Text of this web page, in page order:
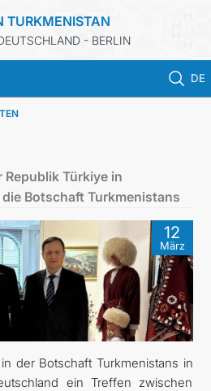
TURKMENISTAN
- BERLIN
DE
ABTEILUNG
IN TURKMENISTAN
KONTAKT
Türkiye in
Botschaft Turkmenistans
12
März
der Botschaft Turkmenistans in
ein Treffen zwischen